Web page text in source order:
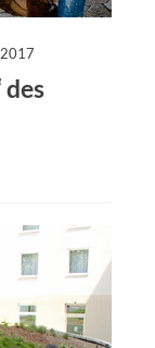
des